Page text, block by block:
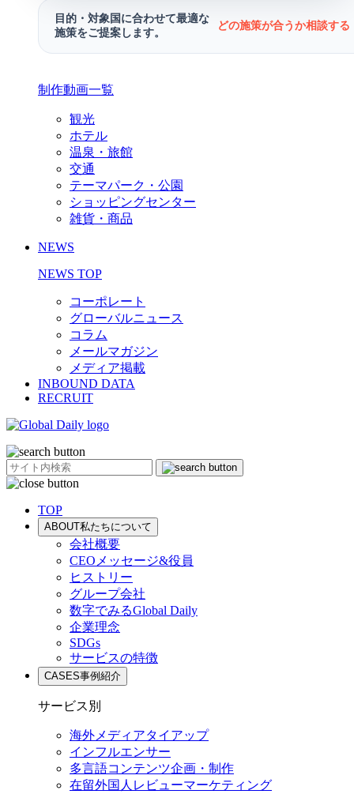
目的・対象国に合わせて最適な
施策をご提案します。
どの施策が合うか相談す
制作動画一覧
観光
ホテル
温泉・旅館
交通
テーマパーク・公園
ショッピングセンター
雑貨・商品
NEWS
NEWS TOP
コーポレート
グローバルニュース
コラム
メールマガジン
メディア掲載
INBOUND DATA
RECRUIT
TOP
ABOUT私たちについて
会社概要
CEOメッセージ&役員
ヒストリー
グループ会社
数字でみるGlobal Daily
企業理念
SDGs
サービスの特徴
CASES事例紹介
サービス別
海外メディアタイアップ
インフルエンサー
多言語コンテンツ企画・制作
在留外国⼈レビューマーケティング